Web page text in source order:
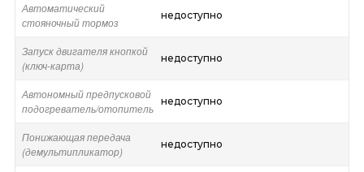
Автоматический
стояночный тормоз
недоступно
Запуск двигателя кнопкой
(ключ-карта)
недоступно
Автономный предпусковой
подогреватель/отопитель
недоступно
Понижающая передача
(демультипликатор)
недоступно